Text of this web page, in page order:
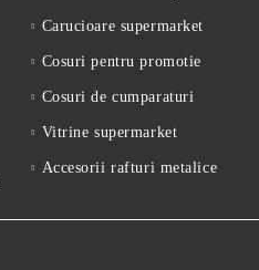
Carucioare supermarket
Cosuri pentru promotie
Cosuri de cumparaturi
Vitrine supermarket
Accesorii rafturi metalice